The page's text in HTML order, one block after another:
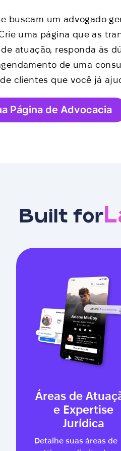
buscam um advogado
uma página que as
atuação, responda às
de uma
clientes que você já
Página de Advocacia
Built for
Áreas de
e Expertise
Jurídica
Detalhe suas áreas de